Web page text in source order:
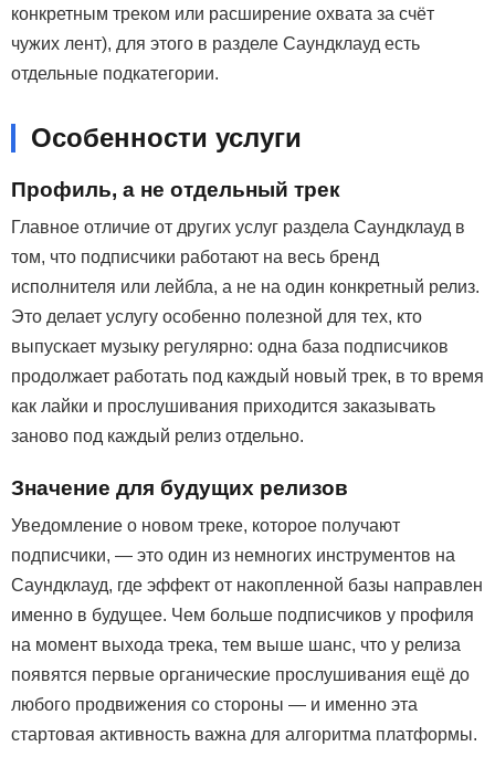
конкретным треком или расширение охвата за счёт
чужих лент), для этого в разделе Саундклауд есть
отдельные подкатегории.
Особенности услуги
Профиль, а не отдельный трек
Главное отличие от других услуг раздела Саундклауд в
том, что подписчики работают на весь бренд
исполнителя или лейбла, а не на один конкретный релиз.
Это делает услугу особенно полезной для тех, кто
выпускает музыку регулярно: одна база подписчиков
продолжает работать под каждый новый трек, в то время
как лайки и прослушивания приходится заказывать
заново под каждый релиз отдельно.
Значение для будущих релизов
Уведомление о новом треке, которое получают
подписчики, — это один из немногих инструментов на
Саундклауд, где эффект от накопленной базы направлен
именно в будущее. Чем больше подписчиков у профиля
на момент выхода трека, тем выше шанс, что у релиза
появятся первые органические прослушивания ещё до
любого продвижения со стороны — и именно эта
стартовая активность важна для алгоритма платформы.